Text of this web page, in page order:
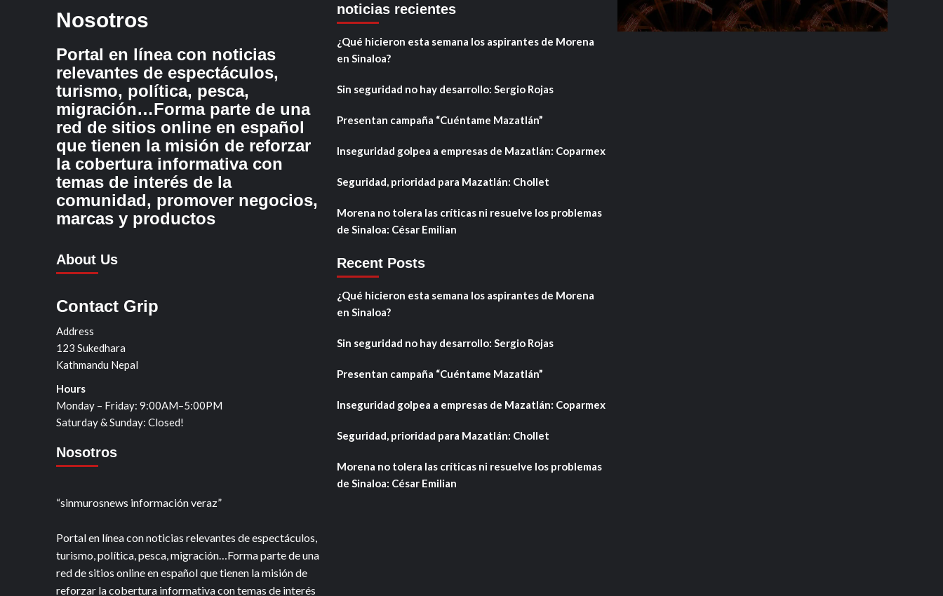
Nosotros
Portal en línea con noticias
relevantes de espectáculos,
turismo, política, pesca,
migración…Forma parte de una
red de sitios online en español
que tienen la misión de reforzar
la cobertura informativa con
temas de interés de la
comunidad, promover negocios,
marcas y productos
About Us
Contact Grip
Address
123 Sukedhara
Kathmandu Nepal
Hours
Monday – Friday: 9:00AM–5:00PM
Saturday & Sunday: Closed!
Nosotros
“sinmurosnews información veraz”
Portal en línea con noticias relevantes de espectáculos,
turismo, política, pesca, migración…Forma parte de una
red de sitios online en español que tienen la misión de
reforzar la cobertura informativa con temas de interés
noticias recientes
¿Qué hicieron esta semana los aspirantes de Morena
en Sinaloa?
Sin seguridad no hay desarrollo: Sergio Rojas
Presentan campaña “Cuéntame Mazatlán”
Inseguridad golpea a empresas de Mazatlán: Coparmex
Seguridad, prioridad para Mazatlán: Chollet
Morena no tolera las críticas ni resuelve los problemas
de Sinaloa: César Emilian
Recent Posts
¿Qué hicieron esta semana los aspirantes de Morena
en Sinaloa?
Sin seguridad no hay desarrollo: Sergio Rojas
Presentan campaña “Cuéntame Mazatlán”
Inseguridad golpea a empresas de Mazatlán: Coparmex
Seguridad, prioridad para Mazatlán: Chollet
Morena no tolera las críticas ni resuelve los problemas
de Sinaloa: César Emilian